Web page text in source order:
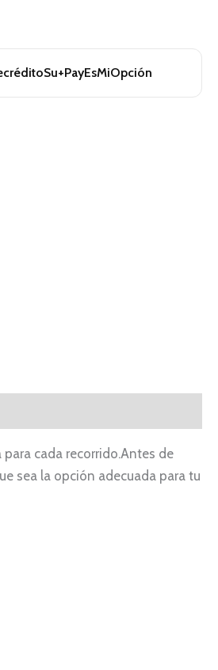
Su+PayEsMiOpción
cada recorrido.Antes de
sea la opción adecuada para tu